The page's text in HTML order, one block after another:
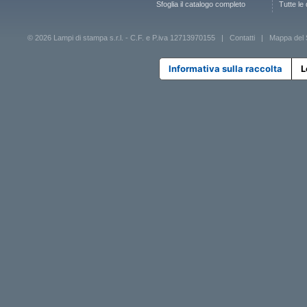
Sfoglia il catalogo completo Tutte le
© 2026 Lampi di stampa s.r.l. - C.F. e P.iva 12713970155 | Contatti Mappa del
Informativa sulla raccolta